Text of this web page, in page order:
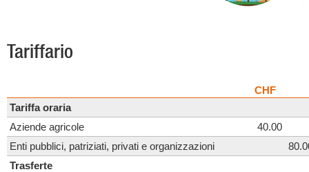
Tariffario
CHF
Tariffa oraria
Aziende agricole
40.00
Enti pubblici, patriziati, privati e organizzazioni
Trasferte